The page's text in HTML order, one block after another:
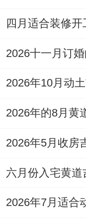
日）| 99分
12月27日| 冬月
日）| 95分
从表格中可能看
一！